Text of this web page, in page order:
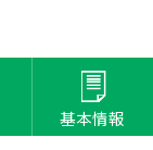
基本情報